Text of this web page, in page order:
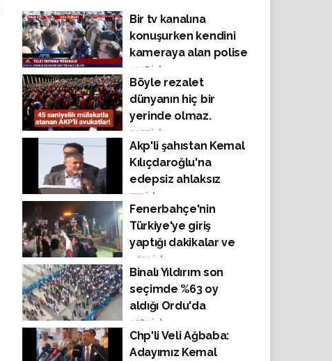
Bir tv kanalına
konuşurken kendini
kameraya alan polise
tepki gösterdi, O
Anlar Canlı Yayına
Yansıdı.
1218izlenme
Böyle rezalet
dünyanın hiç bir
yerinde olmaz.
5207izlenme
Akp'li şahıstan Kemal
Kılıçdaroğlu'na
edepsiz ahlaksız
sözler
777 izlenme
Fenerbahçe'nin
Türkiye'ye giriş
yaptığı dakikalar ve
bir gazetecinin çok
ilginç yorumları
4052 izlenme
Binalı Yıldırım son
seçimde %63 oy
aldığı Ordu'da
bomboş meydana
konuştu ..
1062 izlenme
Chp'li Veli Ağbaba:
Adayımız Kemal